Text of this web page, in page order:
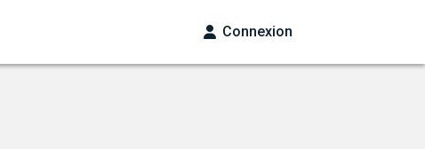
Connexion